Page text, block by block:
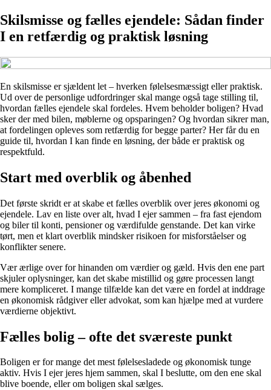
Skilsmisse og fælles ejendele: Sådan finder
I en retfærdig og praktisk løsning
En skilsmisse er sjældent let – hverken følelsesmæssigt eller praktisk.
Ud over de personlige udfordringer skal mange også tage stilling til,
hvordan fælles ejendele skal fordeles. Hvem beholder boligen? Hvad
sker der med bilen, møblerne og opsparingen? Og hvordan sikrer man,
at fordelingen opleves som retfærdig for begge parter? Her får du en
guide til, hvordan I kan finde en løsning, der både er praktisk og
respektfuld.
Start med overblik og åbenhed
Det første skridt er at skabe et fælles overblik over jeres økonomi og
ejendele. Lav en liste over alt, hvad I ejer sammen – fra fast ejendom
og biler til konti, pensioner og værdifulde genstande. Det kan virke
tørt, men et klart overblik mindsker risikoen for misforståelser og
konflikter senere.
Vær ærlige over for hinanden om værdier og gæld. Hvis den ene part
skjuler oplysninger, kan det skabe mistillid og gøre processen langt
mere kompliceret. I mange tilfælde kan det være en fordel at inddrage
en økonomisk rådgiver eller advokat, som kan hjælpe med at vurdere
værdierne objektivt.
Fælles bolig – ofte det sværeste punkt
Boligen er for mange det mest følelsesladede og økonomisk tunge
aktiv. Hvis I ejer jeres hjem sammen, skal I beslutte, om den ene skal
blive boende, eller om boligen skal sælges.